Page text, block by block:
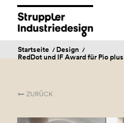
Startseite / Design /
RedDot und IF Award für Pio plus
ZURÜCK